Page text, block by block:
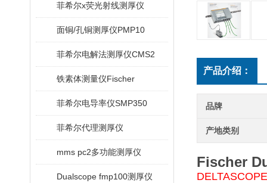
菲希尔x荧光射线测厚仪
面铜/孔铜测厚仪PMP10
菲希尔电解法测厚仪CMS2
铁素体测量仪Fischer
菲希尔电导率仪SMP350
菲希尔代理测厚仪
mms pc2多功能测厚仪
Dualscope fmp100测厚仪
产品介绍：
品牌
产地类别
Fischer